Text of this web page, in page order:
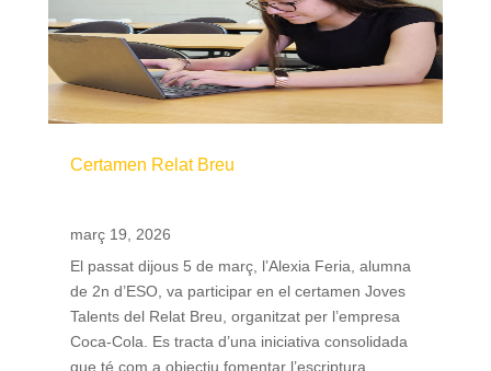
Certamen Relat Breu
març 19, 2026
El passat dijous 5 de març, l’Alexia Feria, alumna
de 2n d’ESO, va participar en el certamen Joves
Talents del Relat Breu, organitzat per l’empresa
Coca-Cola. Es tracta d’una iniciativa consolidada
que té com a objectiu fomentar l’escriptura